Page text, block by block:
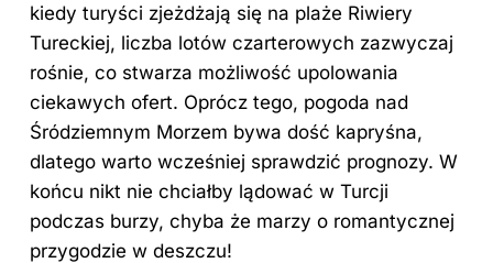
kiedy turyści zjeżdżają się na plaże Riwiery
Tureckiej, liczba lotów czarterowych zazwyczaj
rośnie, co stwarza możliwość upolowania
ciekawych ofert. Oprócz tego, pogoda nad
Śródziemnym Morzem bywa dość kapryśna,
dlatego warto wcześniej sprawdzić prognozy. W
końcu nikt nie chciałby lądować w Turcji
podczas burzy, chyba że marzy o romantycznej
przygodzie w deszczu!